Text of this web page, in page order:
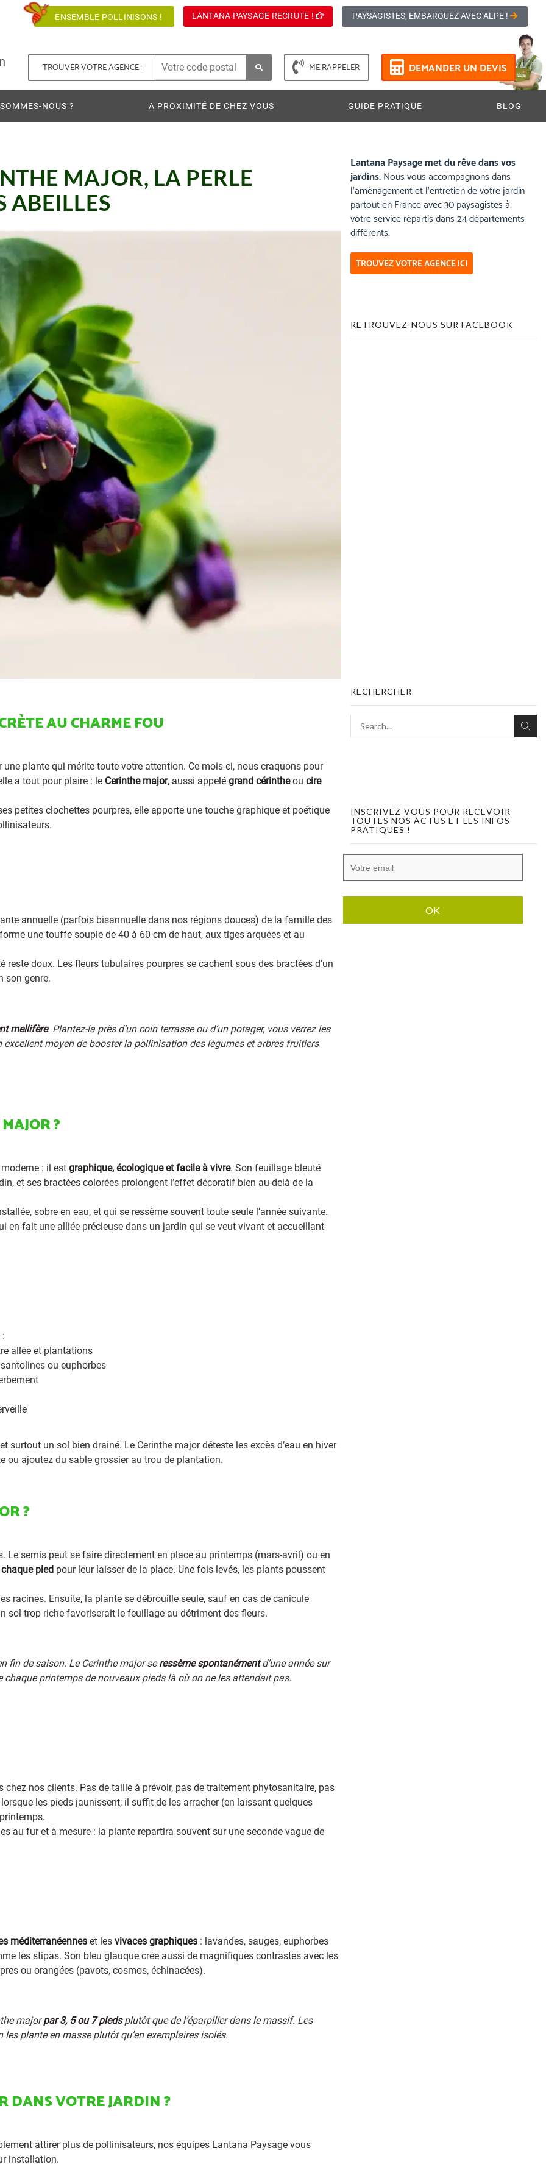
ENSEMBLE POLLINISONS ! LANTANA PAYSAGE RECRUTE ! PAYSAGISTES, EMBARQUEZ AVEC ALPE !
TROUVER VOTRE AGENCE : ME RAPPELER DEMANDER UN DEVIS
NOUS ? A PROXIMITÉ DE CHEZ VOUS GUIDE PRATIQUE BLOG
MAJOR, LA PERLE
ABEILLES
AU CHARME FOU
une plante qui mérite toute votre attention. Ce mois-ci, nous craquons pour
a tout pour plaire : le Cerinthe major, aussi appelé grand cérintheou cire
petites clochettes pourpres, elle apporte une touche graphique et poétique
annuelle (parfois bisannuelle dans nos régions douces) de la famille des
une touffe souple de 40 à 60 cm de haut, aux tiges arquées et au
reste doux. Les fleurs tubulaires pourpres se cachent sous des bractées d’un
son genre.
mellifère. Plantez-la près d’un coin terrasse ou d’un potager, vous verrez les
excellent moyen de booster la pollinisation des légumes et arbres fruitiers
?
: il est graphique, écologique et facile à vivre. Son feuillage bleuté
et ses bractées colorées prolongent l’effet décoratif bien au-delà de la
sobre en eau, et qui se ressème souvent toute seule l’année suivante.
en fait une alliée précieuse dans un jardin qui se veut vivant et accueillant
allée et plantations
ou euphorbes
surtout un sol bien drainé. Le Cerinthe major déteste les excès d’eau en hiver
ou ajoutez du sable grossier au trou de plantation.
?
semis peut se faire directement en place au printemps (mars-avril) ou en
pied pour leur laisser de la place. Une fois levés, les plants poussent
racines. Ensuite, la plante se débrouille seule, sauf en cas de canicule
sol trop riche favoriserait le feuillage au détriment des fleurs.
fin de saison. Le Cerinthe major seressème spontanémentd’une année sur
chaque printemps de nouveaux pieds là où on ne les attendait pas.
chez nos clients. Pas de taille à prévoir, pas de traitement phytosanitaire, pas
les pieds jaunissent, il suffit de les arracher (en laissant quelques
au fur et à mesure : la plante repartira souvent sur une seconde vague de
méditerranéennes et les vivaces graphiques : lavandes, sauges, euphorbes
les stipas. Son bleu glauque crée aussi de magnifiques contrastes avec les
ou orangées (pavots, cosmos, échinacées).
majorpar 3, 5 ou 7 piedsplutôt que de l’éparpiller dans le massif. Les
plante en masse plutôt qu’en exemplaires isolés.
DANS VOTRE JARDIN ?
attirer plus de pollinisateurs, nos équipes Lantana Paysage vous
installation.
Lantana Paysage met du rêve dans vos
jardins.Nous vous accompagnons dans
l’aménagement et l’entretien de votre jardin
partout en France avec 30 paysagistes à
votre service répartis dans 24 départements
différents.
TROUVEZ VOTRE AGENCE ICI
RETROUVEZ-NOUS SUR FACEBOOK
RECHERCHER
INSCRIVEZ-VOUS POUR RECEVOIR
TOUTES NOS ACTUS ET LES INFOS
PRATIQUES !